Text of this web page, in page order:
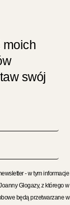
moich
swój
- w tym informacje
Glogazy, z którego w
będą przetwarzane